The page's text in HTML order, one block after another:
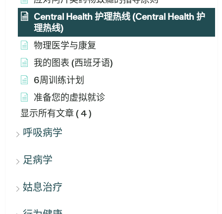
Central Health 护理热线 (Central Health 护
理热线)
物理医学与康复
我的图表 (西班牙语)
6周训练计划
准备您的虚拟就诊
显示所有文章 ( 4 )
呼吸病学
足病学
姑息治疗